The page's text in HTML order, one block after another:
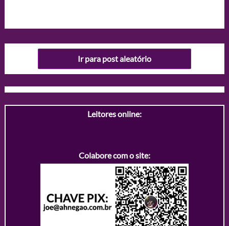
Ir para post aleatório
Leitores online:
Colabore com o site: